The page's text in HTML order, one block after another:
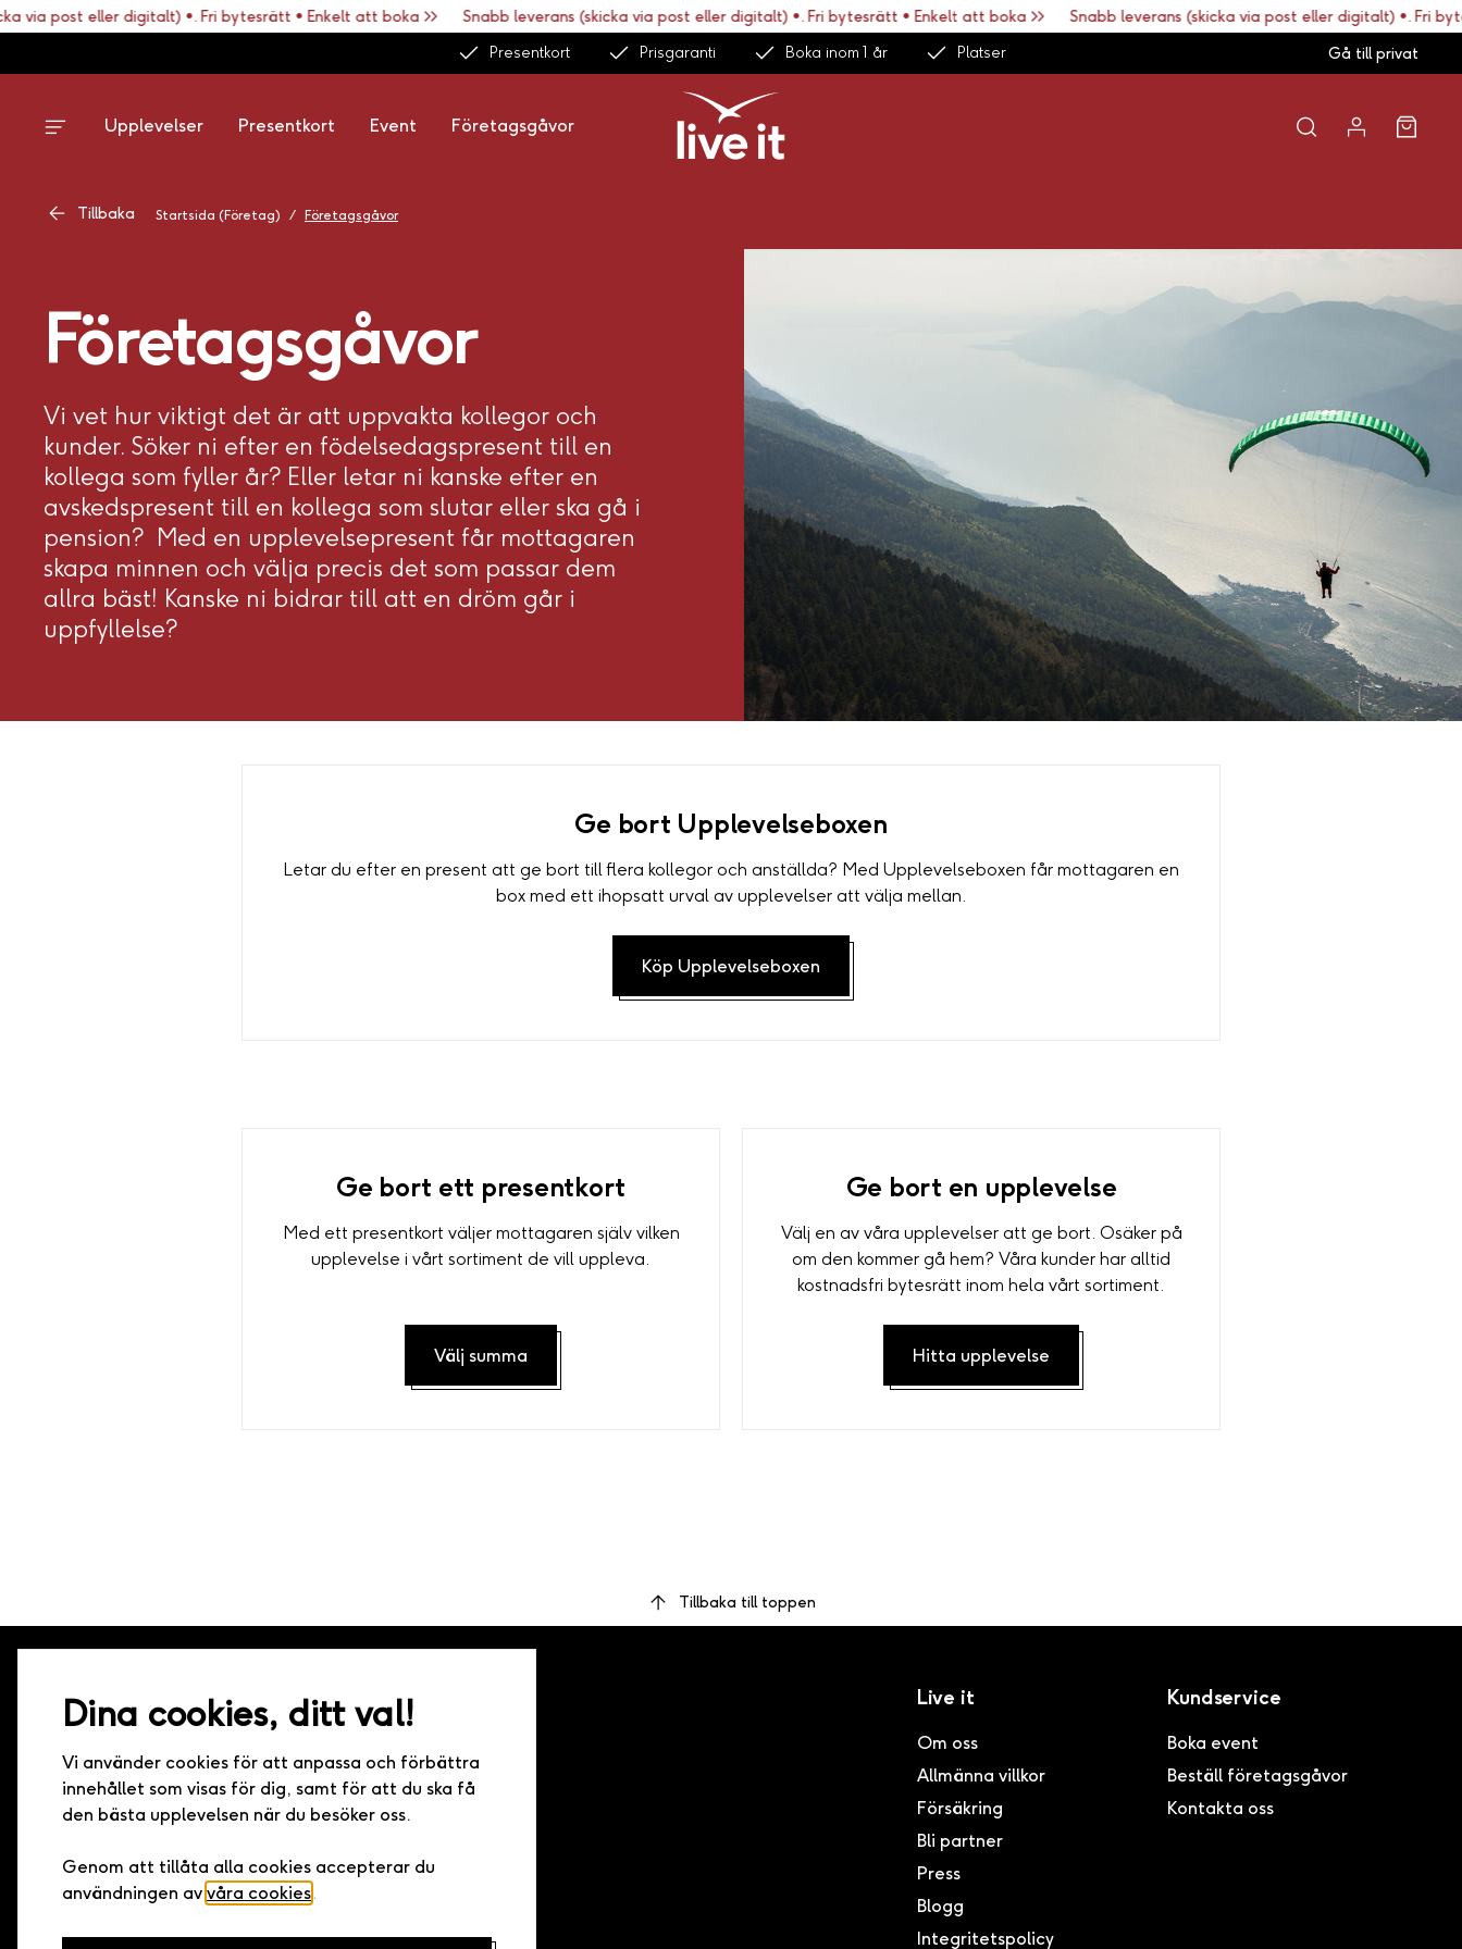
Dina cookies, ditt val!
Vi använder cookies för att anpassa och förbättra
innehållet som visas för dig, samt för att du ska få
den bästa upplevelsen när du besöker oss.
Genom att tillåta alla cookies accepterar du
användningen av våra cookies.
via post eller digitalt) •. Fri bytesrätt • Enkelt att boka >> Snabb leverans (skicka via post eller digitalt) •. Fri bytesrätt • Enkelt att boka >>
Snabb leverans (skicka via post eller digitalt) •. Fri
Presentkort
Prisgaranti Boka inom 1 år Platser Gå till privat
Upplevelser Presentkort Event Företagsgåvor
Tillbaka Startsida (Företag) / Företagsgåvor
Företagsgåvor
Vi vet hur viktigt det är att uppvakta kollegor och
kunder. Söker ni efter en födelsedagspresent till en
kollega som fyller år? Eller letar ni kanske efter en
avskedspresent till en kollega som slutar eller ska gå i
pension? Med en upplevelsepresent får mottagaren
skapa minnen och välja precis det som passar dem
allra bäst! Kanske ni bidrar till att en dröm går i
uppfyllelse?
Ge bort Upplevelseboxen
Letar du efter en present att ge bort till flera kollegor och anställda? Med Upplevelseboxen får mottagaren en
box med ett ihopsatt urval av upplevelser att välja mellan.
Köp Upplevelseboxen
Ge bort ett presentkort
Med ett presentkort väljer mottagaren själv vilken
upplevelse i vårt sortiment de vill uppleva.
Välj summa
Ge bort en upplevelse
Välj en av våra upplevelser att ge bort. Osäker på
om den kommer gå hem? Våra kunder har alltid
kostnadsfri bytesrätt inom hela vårt sortiment.
Hitta upplevelse
Tillbaka till toppen
Live it – Minnen för livet
Live it grundades 2005 och är idag marknadsledande inom
upplevelsepresenter i Sverige. Med hundratals upplevelser i
samarbete med landets bästa arrangörer har vi den högsta
kvaliteten och det bredaste utbudet av upplevelser.
Live it
Om oss
Allmänna villkor
Försäkring
Bli partner
Press
Blogg
Integritetspolicy
Kundservice
Boka event
Beställ företagsgåvor
Kontakta oss